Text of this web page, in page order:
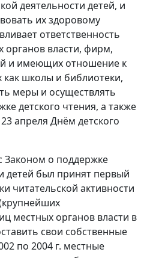
деятельности детей, и
их здоровому
ответственность
власти, фирм,
и имеющих отношение к
как школы и библиотеки,
меры и осуществлять
детского чтения, а также
апреля Днём детского
Законом о поддержке
детей был принят первый
читательской активности
местных органов власти в
свои собственные
по 2004 г. местные